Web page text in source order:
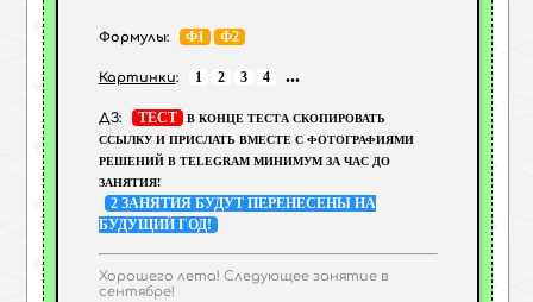
Формулы: Ф1 Ф2
Картинки: 1 2 3 4 ...
ДЗ: ТЕСТ
В КОНЦЕ ТЕСТА СКОПИРОВАТЬ
ССЫЛКУ И ПРИСЛАТЬ ВМЕСТЕ С ФОТОГРАФИЯМИ
РЕШЕНИЙ В TELEGRAM МИНИМУМ ЗА ЧАС ДО
ЗАНЯТИЯ!
2 ЗАНЯТИЯ БУДУТ ПЕРЕНЕСЕНЫ НА
БУДУЩИЙ ГОД!
Хорошего лета! Следующее занятие в
сентябре!